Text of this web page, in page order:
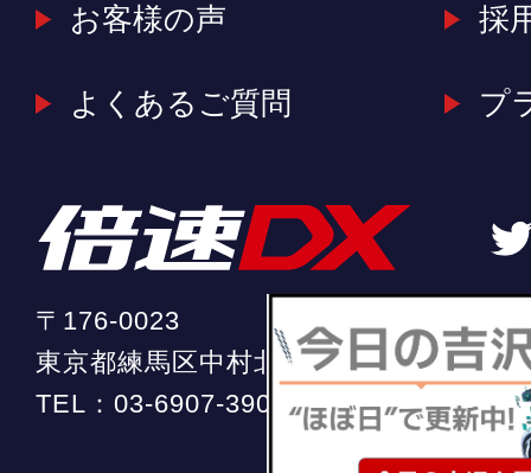
〒176-0023
東京都練馬区中村北2-20-11 ソフィア
TEL： 03-6907-3904 （平日 10:00 ～
お客様の声
よくあるご質問
採
プ